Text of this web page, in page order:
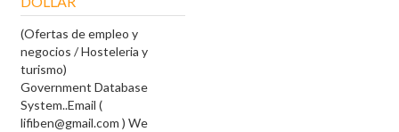
(Ofertas de empleo y
negocios / Hosteleria y
turismo)
Government Database
System..Email (
lifiben@gmail.com ) We